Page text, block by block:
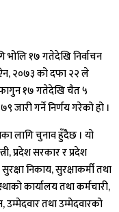
भोलि १७ गतेदेखि निर्वाचन
२०७३ को दफा २२ ले
फागुन १७ गतेदेखि चैत ५
जारी गर्ने निर्णय गरेको हो ।
लागि चुनाव हुँदैछ । यो
प्रदेश सरकार र प्रदेश
निकाय, सुरक्षाकर्मी तथा
कार्यालय तथा कर्मचारी,
तथा उम्मेदवारको